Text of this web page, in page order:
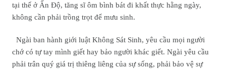
tại thế ở Ấn Độ, tăng sĩ ôm bình bát đi khất thực hằng ngày,
không cần phải trồng trọt để mưu sinh.
Ngài ban hành giới luật Không Sát Sinh, yêu cầu mọi người
chớ có tự tay mình giết hay bảo người khác giết. Ngài yêu cầu
phải trân quý giá trị thiêng liêng của sự sống, phải bảo vệ sự